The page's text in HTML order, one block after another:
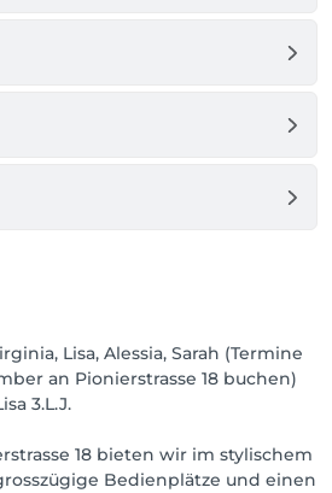
Lisa, Alessia, Sarah (Termine
an Pionierstrasse 18 buchen)
3.L.J.
18 bieten wir im stylischem
Bedienplätze und einen